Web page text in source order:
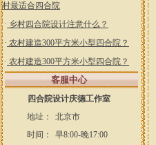
村最适合四合院
· 乡村四合院设计注意什么？
· 农村建造300平方米小型四合院？
· 农村建造300平方米小型四合院？
客服中心
四合院设计庆德工作室
地址：
北京市
时间：
早8:00-晚17:00